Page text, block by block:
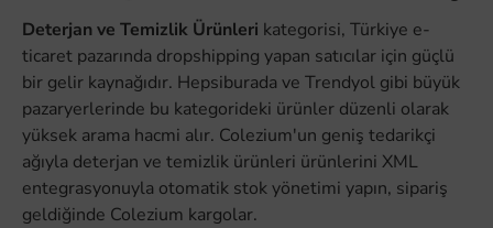
Deterjan ve Temizlik Ürünleri kategorisi, Türkiye e-
ticaret pazarında dropshipping yapan satıcılar için güçlü
bir gelir kaynağıdır. Hepsiburada ve Trendyol gibi büyük
pazaryerlerinde bu kategorideki ürünler düzenli olarak
yüksek arama hacmi alır. Colezium'un geniş tedarikçi
ağıyla deterjan ve temizlik ürünleri ürünlerini XML
entegrasyonuyla otomatik stok yönetimi yapın, sipariş
geldiğinde Colezium kargolar.